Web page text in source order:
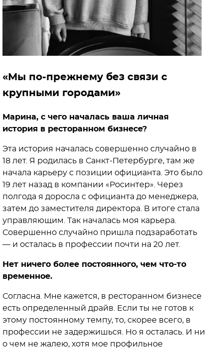
«Мы по-прежнему без связи с
крупными городами»
Марина, с чего началась ваша личная
история в ресторанном бизнесе?
Эта история началась совершенно случайно в
18 лет. Я родилась в Санкт-Петербурге, там же
начала карьеру с позиции официанта. Это было
19 лет назад в компании «Росинтер». Через
полгода я доросла с официанта до менеджера,
затем до заместителя директора. В итоге стала
управляющим. Так началась моя карьера.
Совершенно случайно пришла подзаработать
— и осталась в профессии почти на 20 лет.
Нет ничего более постоянного, чем что-то
временное.
Согласна. Мне кажется, в ресторанном бизнесе
есть определенный драйв. Если ты не готов к
этому постоянному темпу, то, скорее всего, в
профессии не задержишься. Но я осталась. И ни
о чем не жалею, хотя мое профильное